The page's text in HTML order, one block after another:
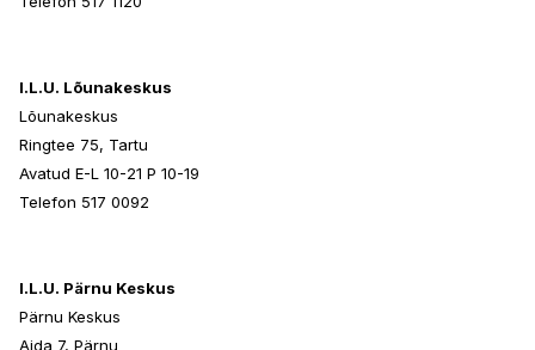
I.L.U. Lõunakeskus
Lõunakeskus
Ringtee 75, Tartu
Avatud E-L 10-21 P 10-19
Telefon 517 0092
I.L.U. Pärnu Keskus
Pärnu Keskus
Aida 7, Pärnu